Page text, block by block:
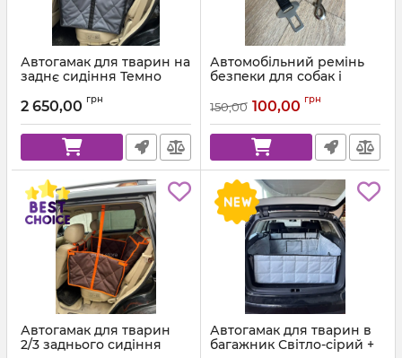
Автогамак для тварин на
заднє сидіння Темно
2 650,00 грн
Автомобільний ремінь
безпеки для собак і
повідець в пасок в авто
150,00 100,00 грн
Автогамак для тварин
2/3 заднього сидіння
Автогамак для тварин в
багажник Світло-сірий +